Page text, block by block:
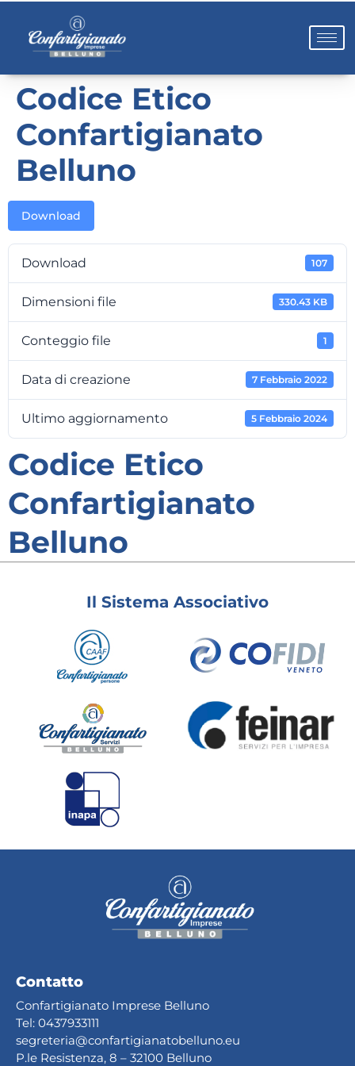
Codice Etico
Confartigianato
Belluno
Download
Download 107
Dimensioni file 330.43 KB
Conteggio file 1
Data di creazione 7 Febbraio 2022
Ultimo aggiornamento 5 Febbraio 2024
Codice Etico
Confartigianato
Belluno
Il Sistema Associativo
Contatto
Confartigianato Imprese Belluno
Tel: 0437933111
segreteria@confartigianatobelluno.eu
P.le Resistenza, 8 – 32100 Belluno